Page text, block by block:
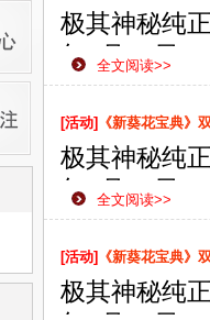
即可获赠珍
【活动奖励
极其神秘纯
年8月30日
款网页游戏
侠之路更加
全文阅读>>
[活动] 《新葵花宝典》
极其神秘纯
年8月27日
款网页游戏
侠之路更加
全文阅读>>
[活动] 《新葵花宝典》
极其神秘纯